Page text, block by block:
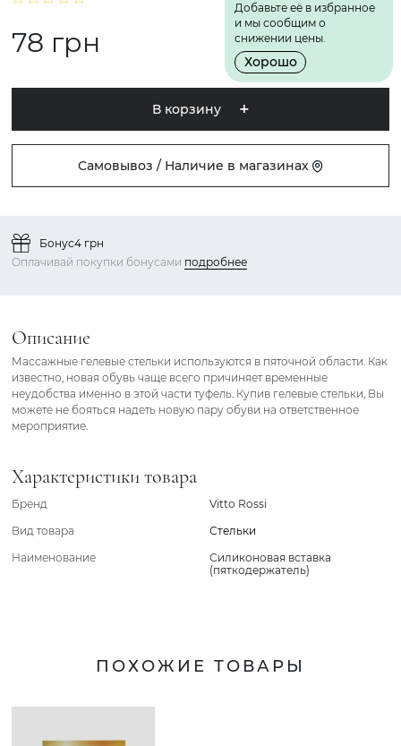
Добавьте её в избранное
и мы сообщим о
снижении цены.
Хорошо
78 грн
В корзину
Самовывоз / Наличие в магазинах
Бонус4 грн
Оплачивай покупки бонусами подробнее
Описание
Массажные гелевые стельки используются в пяточной области. Как
известно, новая обувь чаще всего причиняет временные
неудобства именно в этой части туфель. Купив гелевые стельки, Вы
можете не бояться надеть новую пару обуви на ответственное
мероприятие.
Характеристики товара
Бренд
Vitto Rossi
Вид товара
Стельки
Наименование
Силиконовая вставка
(пяткодержатель)
ПОХОЖИЕ ТОВАРЫ